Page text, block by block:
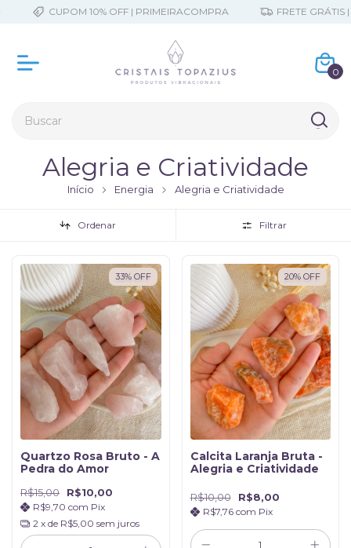
CUPOM 10% OFF | PRIMEIRACOMPRA FRETE GRÁTIS | A
0
Alegria e Criatividade
Início Energia Alegria e Criatividade
Ordenar Filtrar
33% OFF
Quartzo Rosa Bruto - A
Pedra do Amor
R$15,00 R$10,00
R$9,70 com Pix
2 x de R$5,00 sem juros
20% OFF
Calcita Laranja Bruta -
Alegria e Criatividade
R$10,00 R$8,00
R$7,76 com Pix